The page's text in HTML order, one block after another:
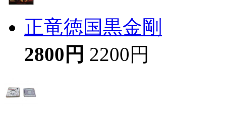
正竜徳国黒金剛
2800円 2200円